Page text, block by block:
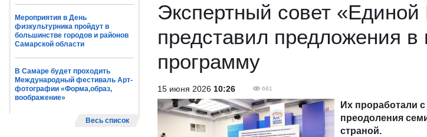
Мероприятия в День
физкультурника пройдут в
большинстве городов и районов
Самарской области
В Самаре будет проходить
Международный фестиваль Арт-
фотографии «Форма,образ,
воображение»
Весь список
Экспертный совет «Единой
представил предложения
программу
15 июня 2026 10:26 681
Их проработали
преодоления
страной.